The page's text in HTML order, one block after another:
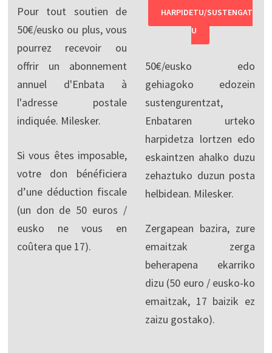
Pour tout soutien de
50€/eusko ou plus, vous
pourrez recevoir ou
offrir un abonnement
annuel d'Enbata à
l'adresse postale
indiquée. Milesker.
Si vous êtes imposable,
votre don bénéficiera
d’une déduction fiscale
(un don de 50 euros /
eusko ne vous en
coûtera que 17).
HARPIDETU/SUSTENGAT
U
50€/eusko edo
gehiagoko edozein
sustengurentzat,
Enbataren urteko
harpidetza lortzen edo
eskaintzen ahalko duzu
zehaztuko duzun posta
helbidean. Milesker.
Zergapean bazira, zure
emaitzak zerga
beherapena ekarriko
dizu (50 euro / eusko-ko
emaitzak, 17 baizik ez
zaizu gostako).